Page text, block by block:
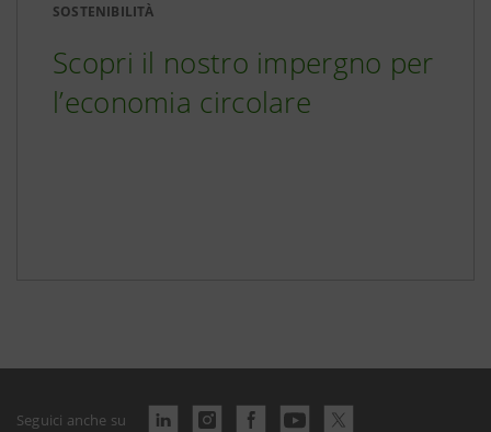
SOSTENIBILITÀ
Scopri il nostro impergno per
l’economia circolare
Seguici anche su